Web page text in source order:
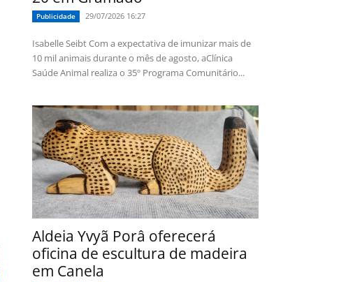
Publicidade 29/07/2026 16:27
Isabelle Seibt Com a expectativa de imunizar mais de
10 mil animais durante o mês de agosto, aClínica
Saúde Animal realiza o 35º Programa Comunitário...
Aldeia Yvyã Porâ oferecerá
oficina de escultura de madeira
em Canela